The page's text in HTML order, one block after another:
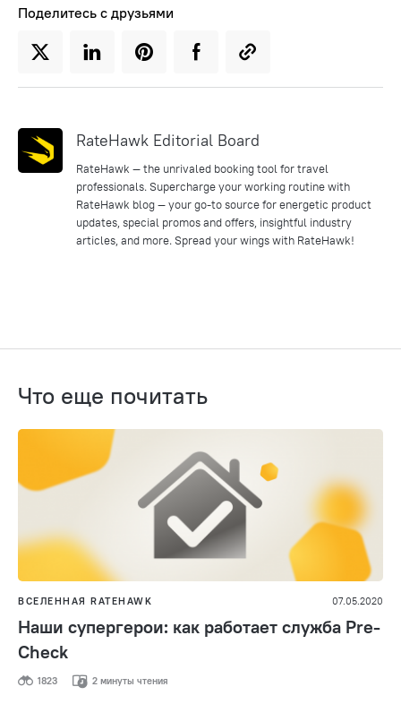
Поделитесь с друзьями
RateHawk Editorial Board
RateHawk — the unrivaled booking tool for travel
professionals. Supercharge your working routine with
RateHawk blog — your go-to source for energetic product
updates, special promos and offers, insightful industry
articles, and more. Spread your wings with RateHawk!
Что еще почитать
ВСЕЛЕННАЯ RATEHAWK 07.05.2020
Наши супергерои: как работает служба Pre-
Check
1823 2 минуты чтения